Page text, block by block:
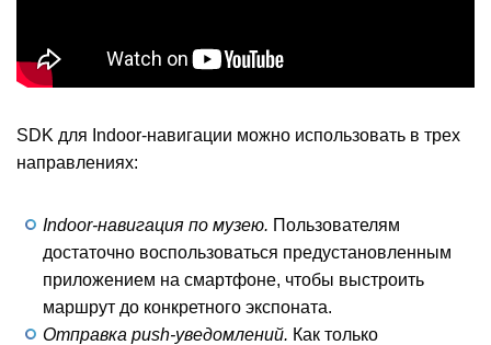
SDK для Indoor-навигации можно использовать в трех
направлениях:
Indoor-навигация по музею. Пользователям
достаточно воспользоваться предустановленным
приложением на смартфоне, чтобы выстроить
маршрут до конкретного экспоната.
Отправка push-уведомлений. Как только